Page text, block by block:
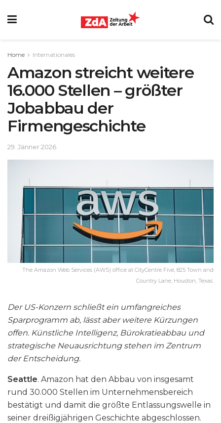
Home Internationales
Amazon streicht weitere
16.000 Stellen – größter
Jobabbau der
Firmengeschichte
29. Jänner 2026
The Amazon Web Services (AWS) office at CityCentre Five, 825 Town and
Country Lane, Houston, Texas.
Der US-Konzern schließt ein umfangreiches
Sparprogramm ab, lässt aber weitere Kürzungen
offen. Künstliche Intelligenz, Bürokratieabbau und
strategische Neuausrichtung stehen im Zentrum
der Entscheidung.
Seattle. Amazon hat den Abbau von insgesamt
rund 30.000 Stellen im Unternehmensbereich
bestätigt und damit die größte Entlassungswelle in
seiner dreißigjährigen Geschichte abgeschlossen.